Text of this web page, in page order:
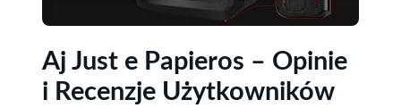
Aj Just e Papieros – Opinie
i Recenzje Użytkowników